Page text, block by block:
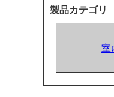
製品カテゴリ
室